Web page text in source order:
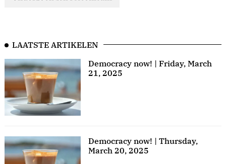
LAATSTE ARTIKELEN
Democracy now! | Friday, March
21, 2025
Democracy now! | Thursday,
March 20, 2025